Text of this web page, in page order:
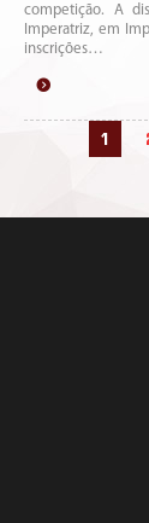
competição. A
Imperatriz, em
inscrições…
1